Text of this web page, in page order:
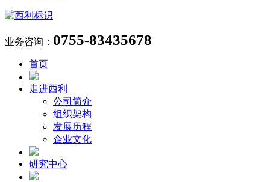
业务咨询： 0755-83435678
首页
走进西利
公司简介
组织架构
发展历程
企业文化
研究中心